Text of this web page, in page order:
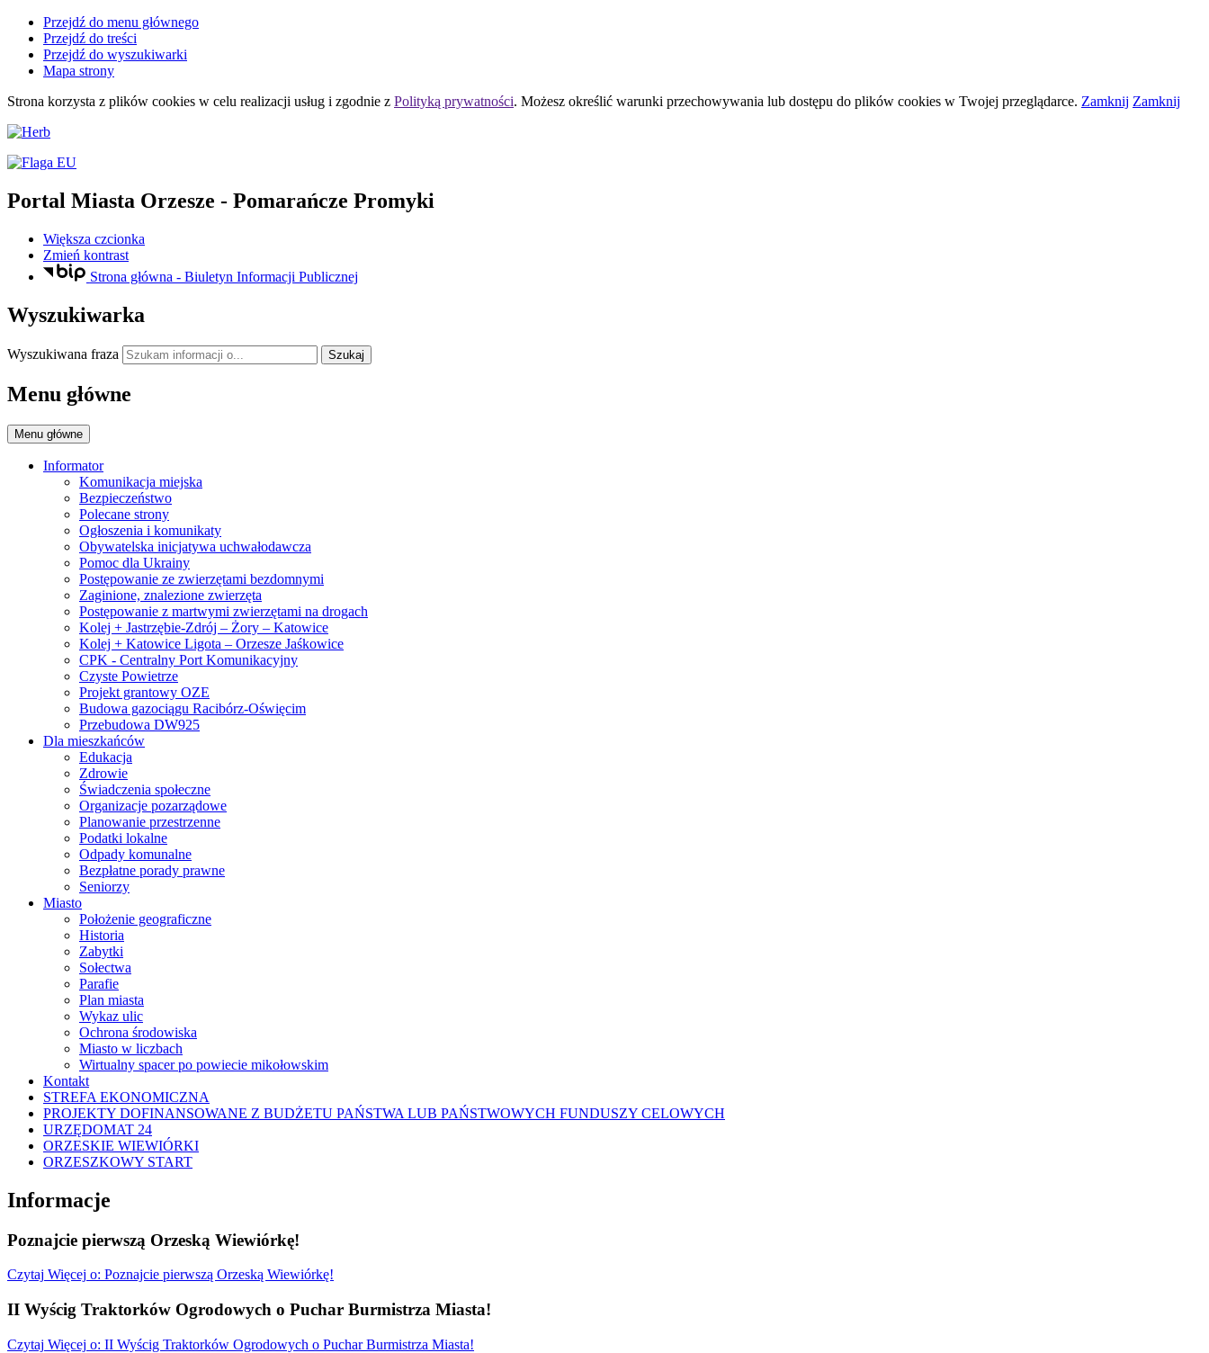
Przejdź do menu głównego
Przejdź do treści
Przejdź do wyszukiwarki
Mapa strony
Strona korzysta z plików cookies w celu realizacji usług i zgodnie z Polityką prywatności. Możesz określić warunki przechowywania lub dostępu do plików cookies w Twojej przeglądarce. Zamknij Zamknij
Portal Miasta Orzesze - Pomarańcze Promyki
Większa czcionka
Zmień kontrast
Strona główna - Biuletyn Informacji Publicznej
Wyszukiwarka
Wyszukiwana fraza Szukaj
Menu główne
Menu główne
Informator
Komunikacja miejska
Bezpieczeństwo
Polecane strony
Ogłoszenia i komunikaty
Obywatelska inicjatywa uchwałodawcza
Pomoc dla Ukrainy
Postępowanie ze zwierzętami bezdomnymi
Zaginione, znalezione zwierzęta
Postępowanie z martwymi zwierzętami na drogach
Kolej + Jastrzębie-Zdrój – Żory – Katowice
Kolej + Katowice Ligota – Orzesze Jaśkowice
CPK - Centralny Port Komunikacyjny
Czyste Powietrze
Projekt grantowy OZE
Budowa gazociągu Racibórz-Oświęcim
Przebudowa DW925
Dla mieszkańców
Edukacja
Zdrowie
Świadczenia społeczne
Organizacje pozarządowe
Planowanie przestrzenne
Podatki lokalne
Odpady komunalne
Bezpłatne porady prawne
Seniorzy
Miasto
Położenie geograficzne
Historia
Zabytki
Sołectwa
Parafie
Plan miasta
Wykaz ulic
Ochrona środowiska
Miasto w liczbach
Wirtualny spacer po powiecie mikołowskim
Kontakt
STREFA EKONOMICZNA
PROJEKTY DOFINANSOWANE Z BUDŻETU PAŃSTWA LUB PAŃSTWOWYCH FUNDUSZY CELOWYCH
URZĘDOMAT 24
ORZESKIE WIEWIÓRKI
ORZESZKOWY START
Informacje
Poznajcie pierwszą Orzeską Wiewiórkę!
Czytaj Więcej o: Poznajcie pierwszą Orzeską Wiewiórkę!
II Wyścig Traktorków Ogrodowych o Puchar Burmistrza Miasta!
Czytaj Więcej o: II Wyścig Traktorków Ogrodowych o Puchar Burmistrza Miasta!